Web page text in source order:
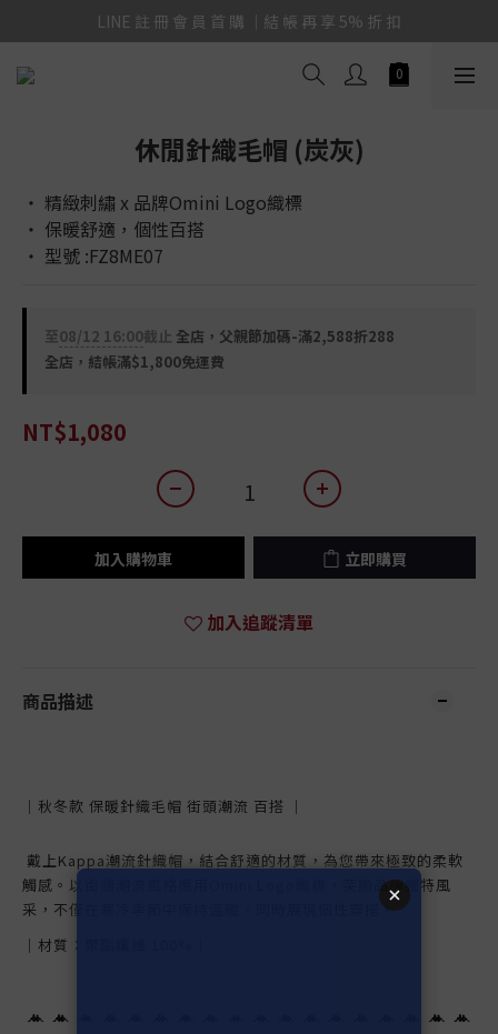
LINE 註 冊 會 員 首 購 ｜結 帳 再 享 5% 折 扣
休閒針織毛帽 (炭灰)
‧ 精緻刺繡 x 品牌Omini Logo織標
‧ 保暖舒適，個性百搭
‧ 型號 :FZ8ME07
至08/12 16:00截止 全店，父親節加碼-滿2,588折288
全店，結帳滿$1,800免運費
NT$1,080
加入購物車 立即購買
加入追蹤清單
商品描述
｜秋冬款 保暖針織毛帽 街頭潮流 百搭 ｜
戴上Kappa潮流針織帽，結合舒適的材質，為您帶來極致的柔軟
觸感。以街頭潮流風格應用Omini Logo織標，突顯品牌獨特風
采，不僅在寒冷季節中保持溫暖，同時展現個性穿搭。
｜材質：聚酯纖維 100%｜